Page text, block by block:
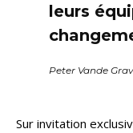
leurs
Peter Vande
Sur invitation